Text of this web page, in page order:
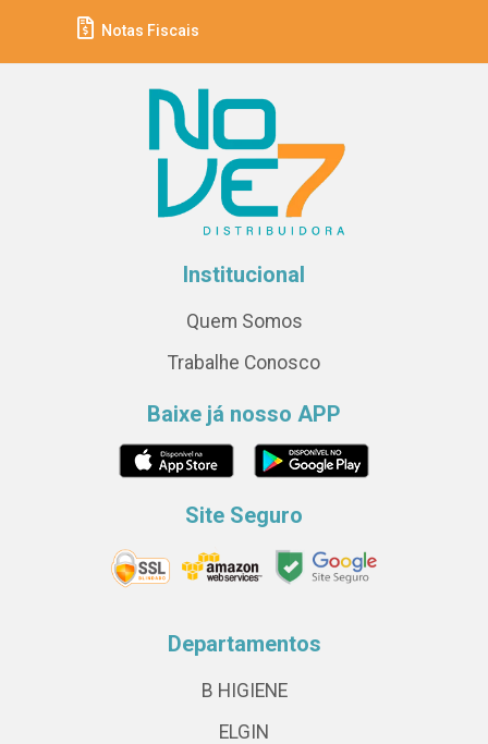
Notas Fiscais
Institucional
Quem Somos
Trabalhe Conosco
Baixe já nosso APP
Site Seguro
Departamentos
B HIGIENE
ELGIN